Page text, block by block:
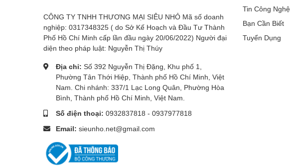
CÔNG TY TNHH THƯƠNG MẠI SIÊU NHỎ Mã số doanh
nghiệp: 0317348325 ( do Sở Kế Hoạch và Đầu Tư Thành
Phố Hồ Chí Minh cấp lần đầu ngày 20/06/2022) Người đại
diện theo pháp luật: Nguyễn Thị Thúy
Địa chỉ: Số 392 Nguyễn Thị Đặng, Khu phố 1,
Phường Tân Thới Hiệp, Thành phố Hồ Chí Minh, Việt
Nam. Chi nhánh: 337/1 Lạc Long Quân, Phường Hòa
Bình, Thành phố Hồ Chí Minh, Việt Nam.
Số điện thoại: 0932837818 - 0937977818
Email: sieunho.net@gmail.com
Tin Công Nghệ
Bạn Cần Biết
Tuyển Dụng